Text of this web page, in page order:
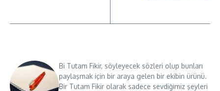
Bi Tutam Fikir, söyleyecek sözleri olup bunları
paylaşmak için bir araya gelen bir ekibin ürünü.
Bir Tutam Fikir olarak sadece sevdiğimiz şeyleri